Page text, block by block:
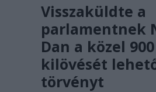
Visszaküldte a
parlamentnek
Dan a közel
kilövését
törvényt